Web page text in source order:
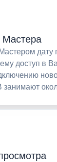
Мастера
дату
доступ в